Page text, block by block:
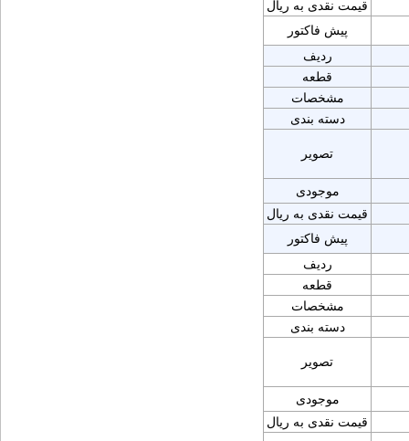
قیمت نقدی به ریال
پیش فاکتور
ردیف
قطعه
مشخصات
دسته بندی
تصویر
موجودی
قیمت نقدی به ریال
پیش فاکتور
ردیف
قطعه
مشخصات
دسته بندی
تصویر
موجودی
قیمت نقدی به ریال